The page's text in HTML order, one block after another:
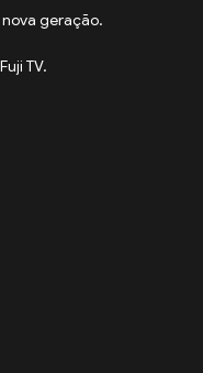
geração.
TV.